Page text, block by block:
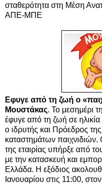
σταθερότητα στη Μέση
ΑΠΕ-ΜΠΕ
Εφυγε από τη ζωή ο
Μουστάκας. Το μεσημέρι
έφυγε από τη ζωή σε
ο ιδρυτής και Πρόεδρος
καταστημάτων
της εταιρίας υπήρξε από
με την κατασκευή και
Ελλάδα. Η εξόδιος
Ιανουαρίου στις 11:00,